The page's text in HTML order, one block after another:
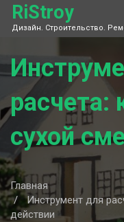
Skip
content
RiStroy
Дизайн. Строительство.
расчета:
сухой
Главная
Инструмент для
действии